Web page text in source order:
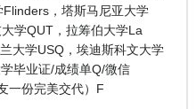
，塔斯马尼亚大学
学QUT，拉筹伯大学La
大学USQ，埃迪斯科文大学
毕业证/成绩单Q/微信
一份完美交代）F